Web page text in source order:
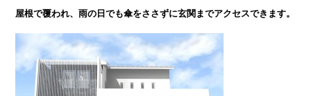
屋根で覆われ、雨の日でも傘をささずに玄関までアクセスできます。